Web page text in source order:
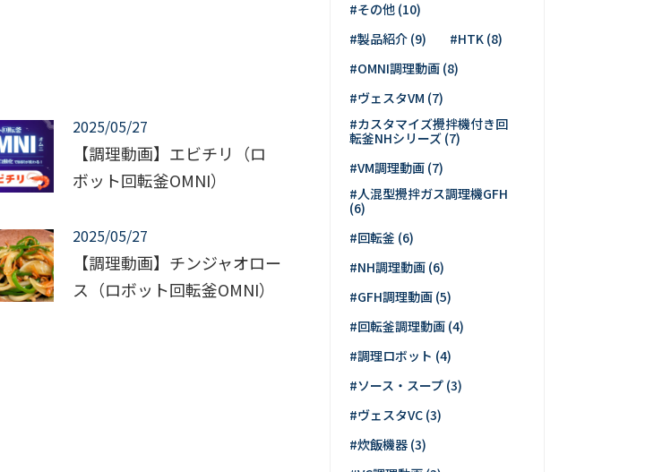
2025/05/27
【調理動画】エビチリ（ロ
ボット回転釜OMNI）
2025/05/27
【調理動画】チンジャオロー
ス（ロボット回転釜OMNI）
#その他 (10)
#製品紹介 (9)
#HTK (8)
#OMNI調理動画 (8)
#ヴェスタVM (7)
#カスタマイズ攪拌機付き回
転釜NHシリーズ (7)
#VM調理動画 (7)
#人混型攪拌ガス調理機GFH
(6)
#回転釜 (6)
#NH調理動画 (6)
#GFH調理動画 (5)
#回転釜調理動画 (4)
#調理ロボット (4)
#ソース・スープ (3)
#ヴェスタVC (3)
#炊飯機器 (3)